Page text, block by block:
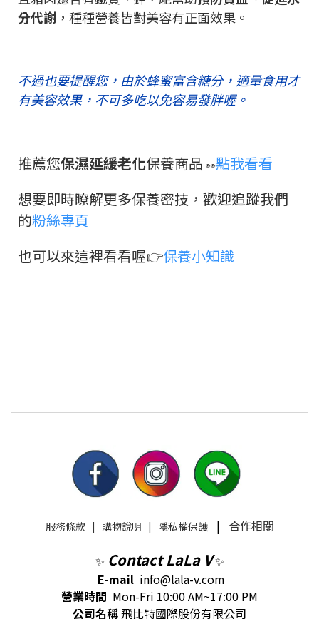
分代謝 ，種種營養皆對美容有正面效果。
不過也要提醒您，由於蜂蜜富含糖分，適量食用才
有美容效果，不可多吃以免容易發胖喔。
推薦您保濕延緩老化保養商品 👀點我看看
想要即時瞭解更多保養密技，歡迎追蹤我們
的粉絲專頁
也可以來這裡看看喔👉保養小知識
服務條款| 購物說明 | 隱私權保護| 合作相關
✨ Contact LaLa V✨
E-mail info@lala-v.com
營業時間 Mon-Fri 10:00 AM~17:00 PM
公司名稱飛比特國際股份有限公司